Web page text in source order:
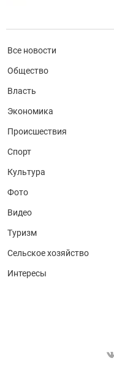
Все новости
Общество
Власть
Экономика
Происшествия
Спорт
Культура
Фото
Видео
Туризм
Сельское хозяйство
Интересы